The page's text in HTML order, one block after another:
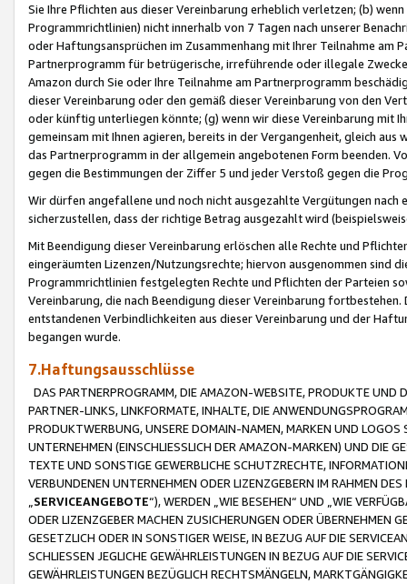
Sie Ihre Pflichten aus dieser Vereinbarung erheblich verletzen; (b)
Programmrichtlinien) nicht innerhalb von 7 Tagen nach unserer
oder Haftungsansprüchen im Zusammenhang mit Ihrer Teilnahme am
Partnerprogramm für betrügerische, irreführende oder illegale
Amazon durch Sie oder Ihre Teilnahme am Partnerprogramm
dieser Vereinbarung oder den gemäß dieser Vereinbarung von den
oder künftig unterliegen könnte; (g) wenn wir diese Vereinbarung mit
gemeinsam mit Ihnen agieren, bereits in der Vergangenheit, gleich
das Partnerprogramm in der allgemein angebotenen Form beenden.
gegen die Bestimmungen der Ziffer 5 und jeder Verstoß gegen die
Wir dürfen angefallene und noch nicht ausgezahlte Vergütungen
sicherzustellen, dass der richtige Betrag ausgezahlt wird
Mit Beendigung dieser Vereinbarung erlöschen alle Rechte und
eingeräumten Lizenzen/Nutzungsrechte; hiervon ausgenommen sind
Programmrichtlinien festgelegten Rechte und Pflichten der Parteien
Vereinbarung, die nach Beendigung dieser Vereinbarung
entstandenen Verbindlichkeiten aus dieser Vereinbarung und der
begangen wurde.
7.Haftungsausschlüsse
DAS PARTNERPROGRAMM, DIE AMAZON-WEBSITE, PRODUKTE UND
PARTNER-LINKS, LINKFORMATE, INHALTE, DIE
PRODUKTWERBUNG, UNSERE DOMAIN-NAMEN, MARKEN UND
UNTERNEHMEN (EINSCHLIESSLICH DER AMAZON-MARKEN) UND DIE
TEXTE UND SONSTIGE GEWERBLICHE SCHUTZRECHTE,
VERBUNDENEN UNTERNEHMEN ODER LIZENZGEBERN IM RAHMEN
SERVICEANGEBOTE“), WERDEN „WIE BESEHEN“ UND „WIE
ODER LIZENZGEBER MACHEN ZUSICHERUNGEN ODER ÜBERNEHMEN
GESETZLICH ODER IN SONSTIGER WEISE, IN BEZUG AUF DIE
SCHLIESSEN JEGLICHE GEWÄHRLEISTUNGEN IN BEZUG AUF DIE
GEWÄHRLEISTUNGEN BEZÜGLICH RECHTSMÄNGELN,